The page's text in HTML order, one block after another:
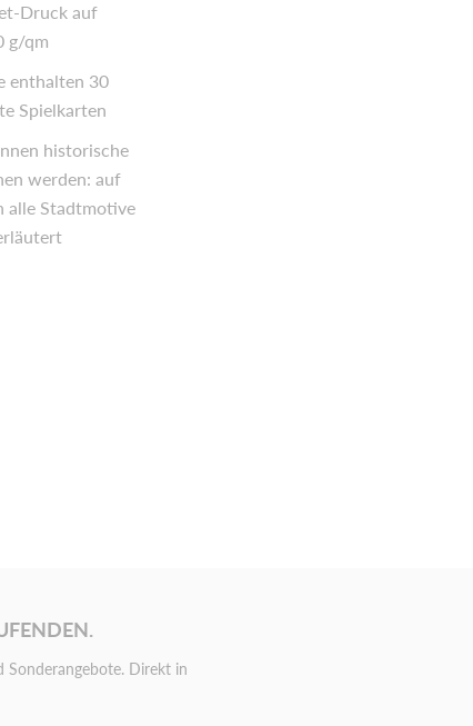
Druck auf
g/qm
enthalten 30
Spielkarten
historische
werden: auf
alle Stadtmotive
Sonderangebote. Direkt in